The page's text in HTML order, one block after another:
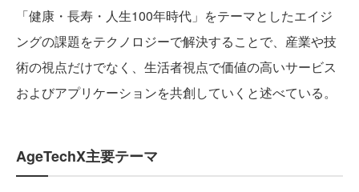
「健康・長寿・人生100年時代」をテーマとしたエイジ
ングの課題をテクノロジーで解決することで、産業や技
術の視点だけでなく、生活者視点で価値の高いサービス
およびアプリケーションを共創していくと述べている。
AgeTechX主要テーマ